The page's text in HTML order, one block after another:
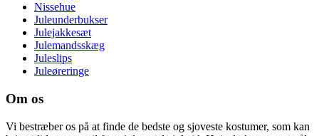
Nissehue
Juleunderbukser
Julejakkesæt
Julemandsskæg
Juleslips
Juleøreringe
Om os
Vi bestræber os på at finde de bedste og sjoveste kostumer, som kan